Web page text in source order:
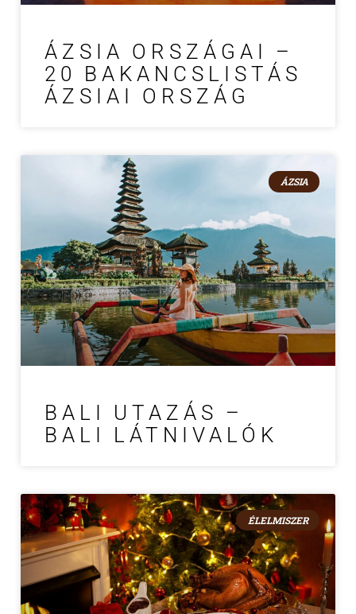
ÁZSIA ORSZÁGAI –
20 BAKANCSLISTÁS
ÁZSIAI ORSZÁG
ÁZSIA
BALI UTAZÁS –
BALI LÁTNIVALÓK
ÉLELMISZER